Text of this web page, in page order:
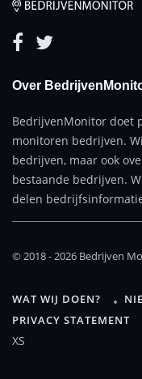
Over
BedrijvenMonitor doet
monitoren bedrijven.
bedrijven, maar ook
bestaande bedrijven.
delen
© 2018 - 2026 Bedrijven
WAT WIJ DOEN?
PRIVACY STATEMENT
XS